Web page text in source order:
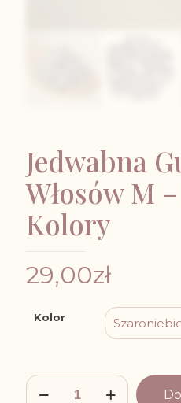
Jedwabna
Włosów M
Kolory
29,00zł
Kolor
ilość
Jedwabna